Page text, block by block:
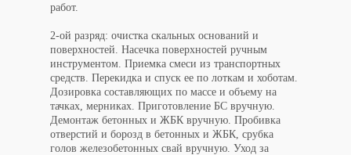
работ.
2-ой разряд: очистка скальных оснований и
поверхностей. Насечка поверхностей ручным
инструментом. Приемка смеси из транспортных
средств. Перекидка и спуск ее по лоткам и хоботам.
Дозировка составляющих по массе и объему на
тачках, мерниках. Приготовление БС вручную.
Демонтаж бетонных и ЖБК вручную. Пробивка
отверстий и борозд в бетонных и ЖБК, срубка
голов железобетонных свай вручную. Уход за